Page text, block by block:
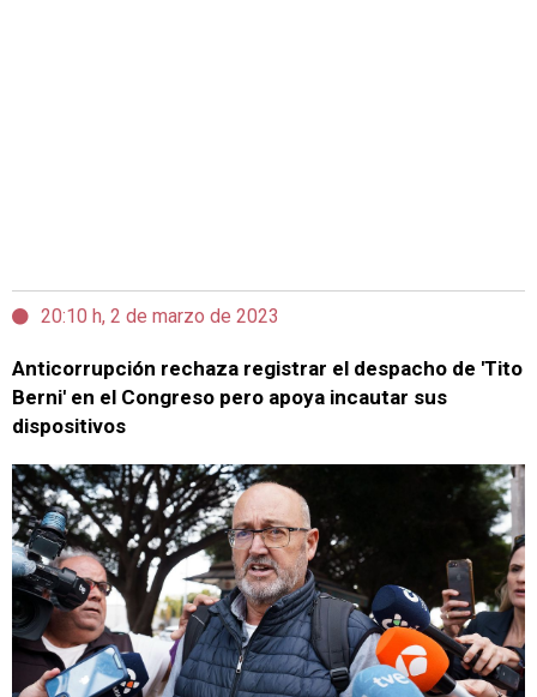
20:10 h, 2 de marzo de 2023
Anticorrupción rechaza registrar el despacho de 'Tito
Berni' en el Congreso pero apoya incautar sus
dispositivos